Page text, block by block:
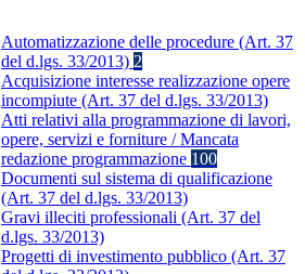
Automatizzazione delle procedure (Art. 37
del d.lgs. 33/2013) 2
Acquisizione interesse realizzazione opere
incompiute (Art. 37 del d.lgs. 33/2013)
Atti relativi alla programmazione di lavori,
opere, servizi e forniture / Mancata
redazione programmazione 100
Documenti sul sistema di qualificazione
(Art. 37 del d.lgs. 33/2013)
Gravi illeciti professionali (Art. 37 del
d.lgs. 33/2013)
Progetti di investimento pubblico (Art. 37